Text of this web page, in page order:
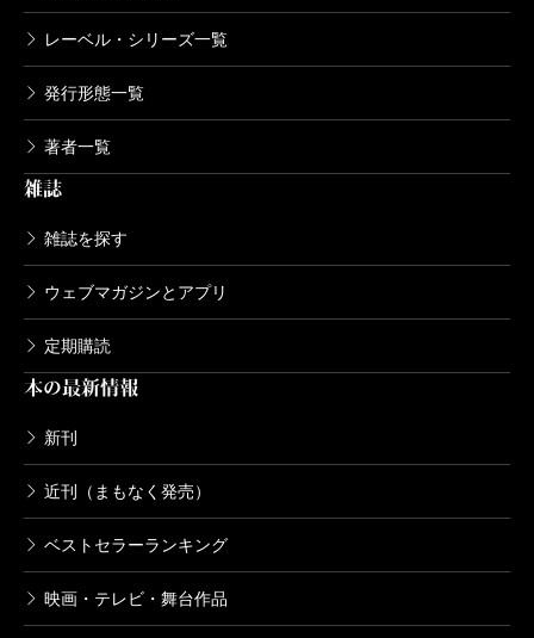
レーベル・シリーズ一覧
発行形態一覧
著者一覧
雑誌
雑誌を探す
ウェブマガジンとアプリ
定期購読
本の最新情報
新刊
近刊（まもなく発売）
ベストセラーランキング
映画・テレビ・舞台作品